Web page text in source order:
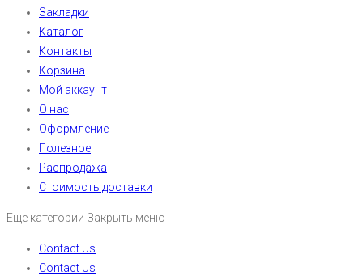
Закладки
Каталог
Контакты
Корзина
Мой аккаунт
О нас
Оформление
Полезное
Распродажа
Стоимость доставки
Еще категории Закрыть меню
Contact Us
Contact Us